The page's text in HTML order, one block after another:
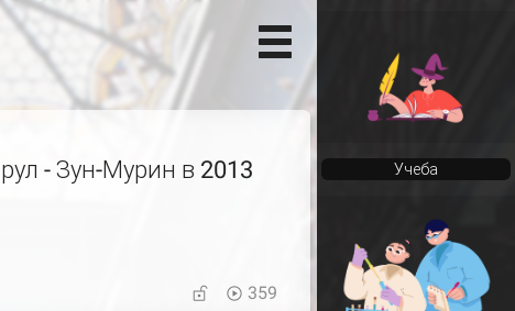
- Зун-Мурин в 2013
359
Учеба